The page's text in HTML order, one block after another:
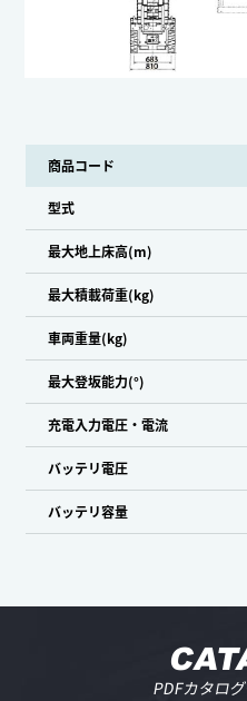
商品コード
型式
最大地上床高(m)
最大積載荷重(kg)
車両重量(kg)
最大登坂能力(°)
充電入力電圧・電流
バッテリ電圧
バッテリ容量
PDFカタロ